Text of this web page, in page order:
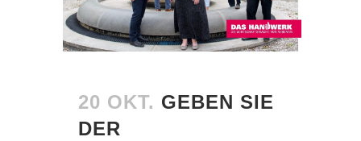
20 OKT. GEBEN SIE
DER